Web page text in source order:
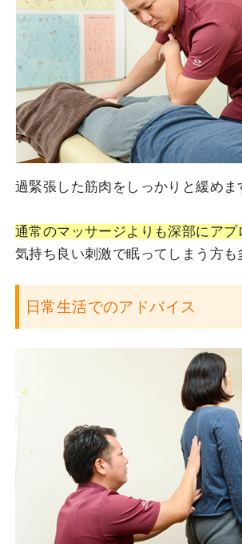
過緊張した筋肉をしっかりと緩めま
通常のマッサージよりも深部にアプ
気持ち良い刺激で眠ってしまう方も
日常生活でのアドバイス